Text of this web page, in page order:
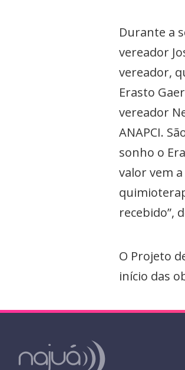
Durante a
vereador
vereador,
Erasto
vereador
ANAPCI.
sonho o
valor vem
recebido”,
O Projeto
início das